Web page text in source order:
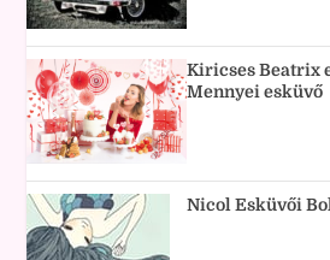
Kiricses Beatrix
Mennyei esküvő
Nicol Esküvői